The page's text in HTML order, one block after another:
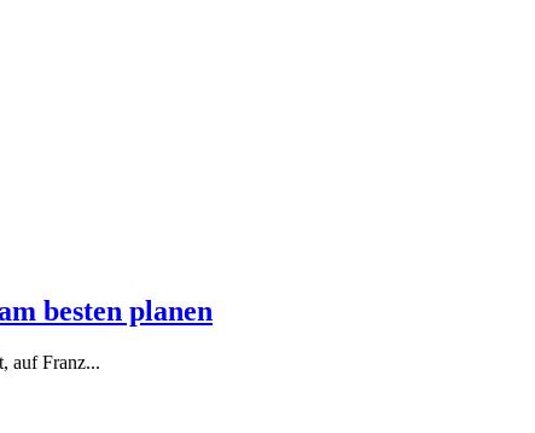
besten planen
auf Franz...